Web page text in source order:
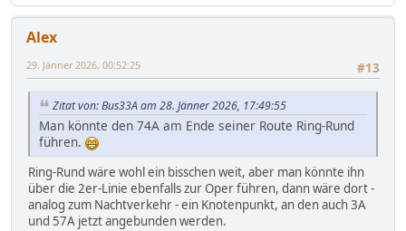
Alex
#13
29. Jänner 2026, 00:52:25
Zitat von: Bus33A am 28. Jänner 2026, 17:49:55
Man könnte den 74A am Ende seiner Route Ring-Rund
führen.
Ring-Rund wäre wohl ein bisschen weit, aber man könnte ihn
über die 2er-Linie ebenfalls zur Oper führen, dann wäre dort -
analog zum Nachtverkehr - ein Knotenpunkt, an den auch 3A
und 57A jetzt angebunden werden.